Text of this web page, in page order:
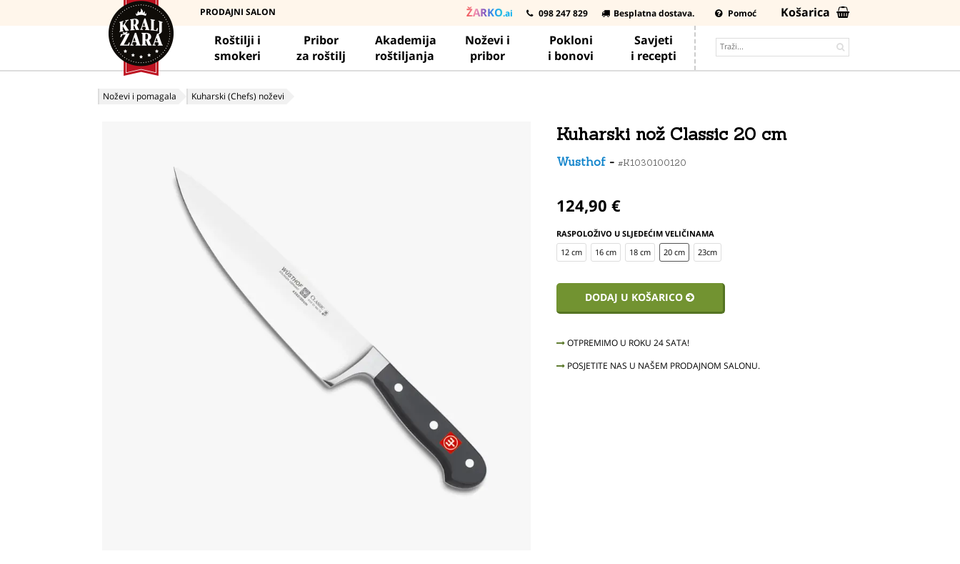
PRODAJNI SALON ŽARKO.ai 098 247 829 Besplatna dostava. Pomoć
Košarica
Roštilji i
smokeri
Pribor
za roštilj
Akademija
roštiljanja
Noževi i
pribor
Pokloni
i bonovi
Savjeti
i recepti
Noževi i pomagala Kuharski (Chefs) noževi
Kuharski nož Classic 20 cm
Wusthof- #K1030100120
124,90 €
RASPOLOŽIVO U SLJEDEĆIM VELIČINAMA
12 cm
16 cm 18 cm 20 cm 23cm
DODAJ U KOŠARICO
OTPREMIMO U ROKU 24 SATA!
POSJETITE NAS U NAŠEM PRODAJNOM SALONU.